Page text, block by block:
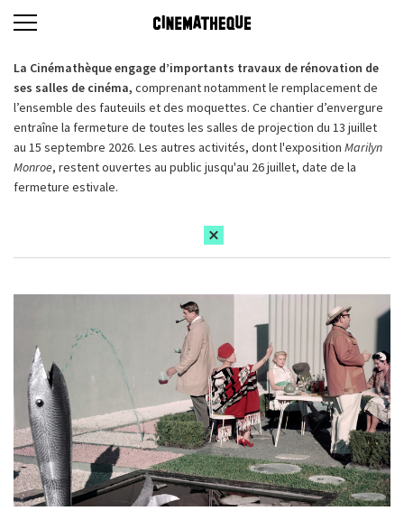
La Cinémathèque engage d’importants travaux de rénovation de
ses salles de cinéma, comprenant notamment le remplacement de
l’ensemble des fauteuils et des moquettes. Ce chantier d’envergure
entraîne la fermeture de toutes les salles de projection du 13 juillet
au 15 septembre 2026. Les autres activités, dont l'exposition Marilyn
Monroe, restent ouvertes au public jusqu'au 26 juillet, date de la
fermeture estivale.